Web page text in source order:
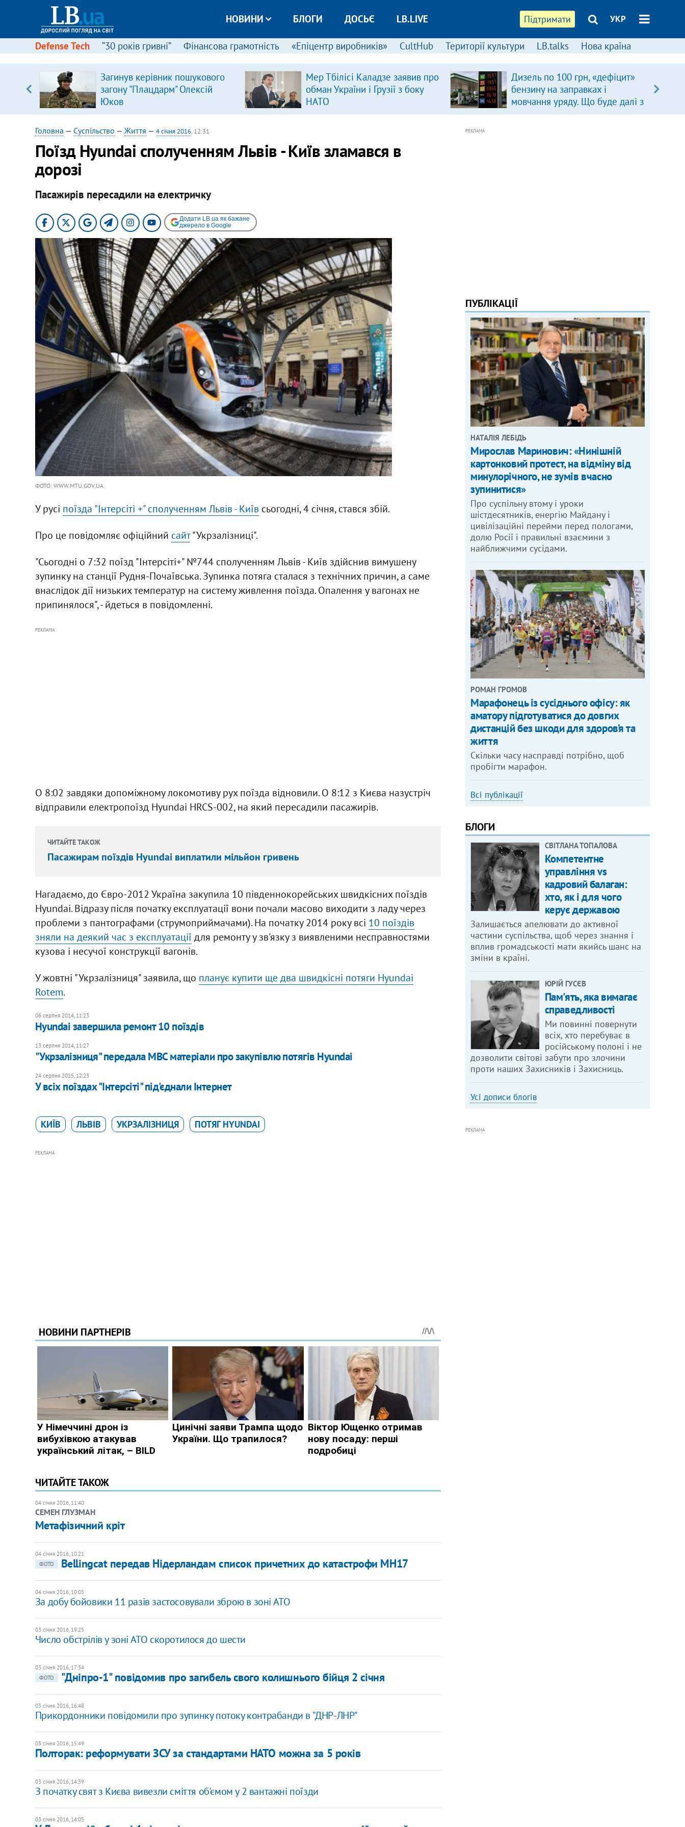
Підтримати УКР
НОВИНИ БЛОГИ ДОСЬЄ LB.LIVE
Defense Tech “30 років гривні” Фінансова грамотність «Епіцентр виробників» CultHub Території культури LB.talks Нова країна
Загинув керівник пошукового
загону "Плацдарм" Олексій
Юков
Мер Тбілісі Каладзе заявив про
обман України і Грузії з боку
НАТО
Дизель по 100 грн, «дефіцит»
бензину на заправках і
мовчання уряду. Що буде далі з
цінами на пальне?
Головна — Суспільство — Життя — 4 січня 2016, 12:31
Поїзд Hyundai сполученням Львів - Київ зламався в
дорозі
Пасажирів пересадили на електричку
Додати LB.ua як бажане
джерело в Google
ФОТО: WWW.MTU.GOV.UA
У русі поїзда "Інтерсіті +" сполученням Львів - Київ сьогодні, 4 січня, стався збій.
Про це повідомляє офіційний сайт"Укрзалізниці".
"Сьогодні о 7:32 поїзд "Інтерсіті+" №744 сполученням Львів - Київ здійснив вимушену
зупинку на станції Рудня-Почаївська. Зупинка потяга сталася з технічних причин, а саме
внаслідок дії низьких температур на систему живлення поїзда. Опалення у вагонах не
припинялося", - йдеться в повідомленні.
РЕКЛАМА
О 8:02 завдяки допоміжному локомотиву рух поїзда відновили. О 8:12 з Києва назустріч
відправили електропоїзд Hyundai HRCS-002, на який пересадили пасажирів.
ЧИТАЙТЕ ТАКОЖ
Пасажирам поїздів Hyundai виплатили мільйон гривень
Нагадаємо, до Євро-2012 Україна закупила 10 південнокорейських швидкісних поїздів
Hyundai. Відразу після початку експлуатації вони почали масово виходити з ладу через
проблеми з пантографами (струмоприймачами). На початку 2014 року всі 10 поїздів
зняли на деякий час з експлуатації для ремонту у зв'язку з виявленими несправностями
кузова і несучої конструкції вагонів.
У жовтні "Укрзалізниця" заявила, що планує купити ще два швидкісні потяги Hyundai
Rotem.
06 серпня 2014, 11:23
Hyundai завершила ремонт 10 поїздів
13 серпня 2014, 11:27
"Укрзалізниця" передала МВС матеріали про закупівлю потягів Hyundai
24 серпня 2015, 12:23
У всіх поїздах "Інтерсіті" під'єднали Інтернет
КИЇВ ЛЬВІВ УКРЗАЛІЗНИЦЯ ПОТЯГ HYUNDAI
РЕКЛАМА
ЧИТАЙТЕ ТАКОЖ
04 січня 2016, 11:40
СЕМЕН ГЛУЗМАН
Метафізичний кріт
04 січня 2016, 10:21
ФОТО
Bellingcat передав Нідерландам список причетних до катастрофи МН17
04 січня 2016, 10:05
За добу бойовики 11 разів застосовували зброю в зоні АТО
03 січня 2016, 19:25
Число обстрілів у зоні АТО скоротилося до шести
03 січня 2016, 17:34
ФОТО
"Дніпро-1" повідомив про загибель свого колишнього бійця 2 січня
03 січня 2016, 16:48
Прикордонники повідомили про зупинку потоку контрабанди в "ДНР-ЛНР"
03 січня 2016, 15:49
Полторак: реформувати ЗСУ за стандартами НАТО можна за 5 років
03 січня 2016, 14:39
З початку свят з Києва вивезли сміття об'ємом у 2 вантажні поїзди
03 січня 2016, 14:05
РЕКЛАМА
ПУБЛІКАЦІЇ
НАТАЛІЯ ЛЕБІДЬ
Мирослав Маринович: «Нинішній
картонковий протест, на відміну від
минулорічного, не зумів вчасно
зупинитися»
Про суспільну втому і уроки
шістдесятників, енергію Майдану і
цивілізаційні перейми перед пологами,
долю Росії і правильні взаємини з
найближчими сусідами.
РОМАН ГРОМОВ
Марафонець із сусіднього офісу: як
аматору підготуватися до довгих
дистанцій без шкоди для здоров’я та
життя
Скільки часу насправді потрібно, щоб
пробігти марафон.
Всі публікації
БЛОГИ
СВІТЛАНА ТОПАЛОВА
Компетентне
управління vs
кадровий балаган:
хто, як і для чого
керує державою
Залишається апелювати до активної
частини суспільства, щоб через знання і
вплив громадськості мати якийсь шанс на
зміни в країні.
ЮРІЙ ГУСЄВ
Пам'ять, яка вимагає
справедливості
Ми повинні повернути
всіх, хто перебуває в
російському полоні і не
дозволити світові забути про злочини
проти наших Захисників і Захисниць.
Усі дописи блогів
РЕКЛАМА